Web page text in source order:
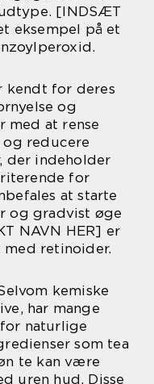
[INDSÆT
eksempel på et
kendt for deres
og
med at rense
reducere
der indeholder
for
at starte
og gradvist øge
NAVN HER] er
retinoider.
kemiske
har mange
naturlige
som tea
te kan være
uren hud. Disse